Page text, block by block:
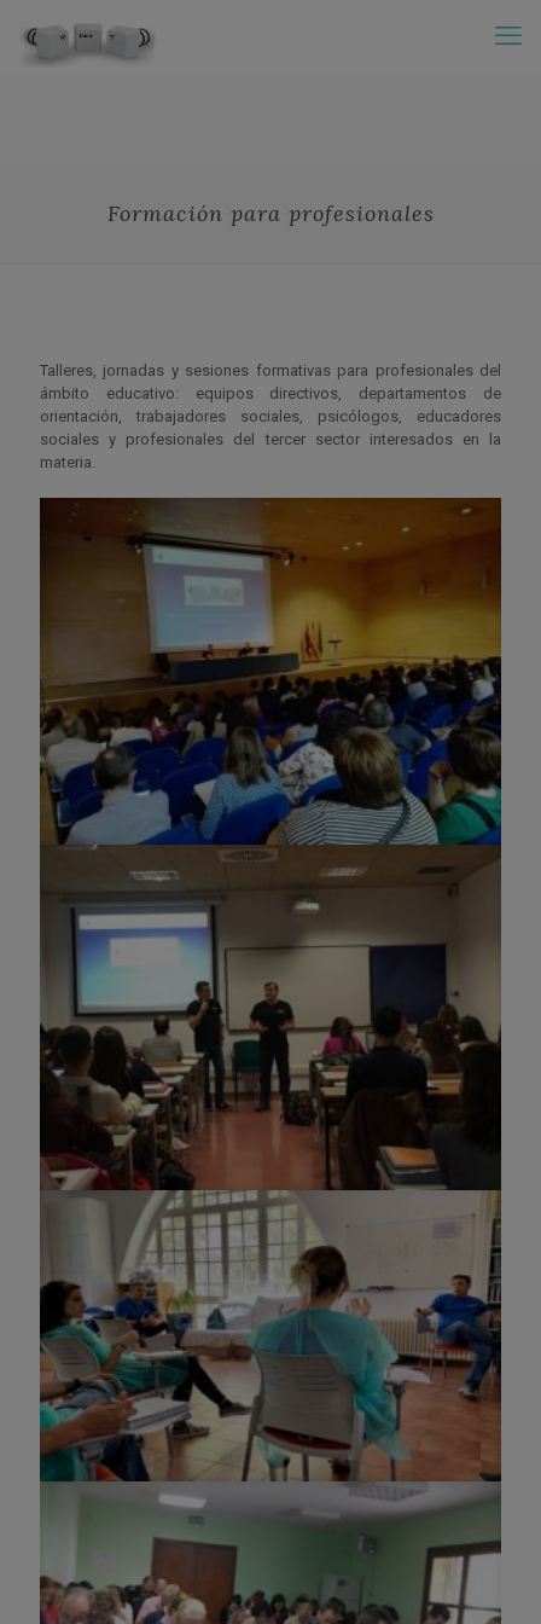
Formación para profesionales
Talleres, jornadas y sesiones formativas para profesionales del
ámbito educativo: equipos directivos, departamentos de
orientación, trabajadores sociales, psicólogos, educadores
sociales y profesionales del tercer sector interesados en la
materia.